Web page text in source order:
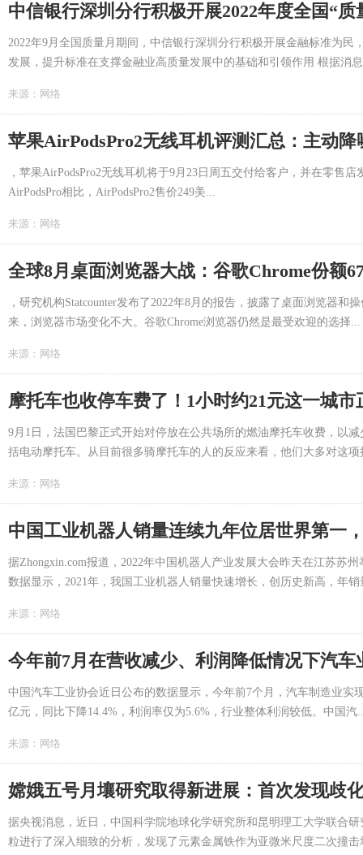
中信银行深圳分行积极开展2022年度全国“质
2022年9月全国质量月期间，中信银行深圳分行积极开展金融标准为
发展，提升标准在支撑金融业高质量发展中的基础和引领作用 根据消
来源： 网络
苹果AirPodsPro2无线耳机评测汇总：主动
，苹果AirPodsPro2无线耳机将于9月23日周五交付给客户，并在零售
AirPodsPro相比，AirPodsPro2售价249美...
来源： 网络
全球8月桌面浏览器大战：谷歌Chrome份额
，研究机构Statcounter发布了2022年8月的报告，披露了桌面浏览器和
来，浏览器市场变化不大。谷歌Chrome浏览器仍然是最受欢迎的选择...
来源： 网络
摩托车也收停车费了！1小时约21元这一城市
9月1日，法国巴黎正式开始对停放在公共场所的燃油摩托车收费，以
括电动摩托车。从目前很多骑摩托车的人的反应来看，他们大多对这
来源： 网络
中国工业机器人销量连续九年位居世界第一
据Zhongxin.com报道，2022年中国机器人产业发展大会昨天在江苏苏
数据显示，2021年，我国工业机器人销量快速增长，创历史新高，年
来源： 网络
今年前7月在营收减少、利润降低情况下汽
中国汽车工业协会近日公布的数据显示，今年前7个月，汽车制造业实
亿元，同比下降14.4%，利润率仅为5.6%，行业整体利润较低。中国汽
来源： 网络
嫦娥五号月壤研究取得新进展：首次发现歧
据央视消息，近日，中国科学院地球化学研究所和昆明理工大学联合
粒进行了深入细致的分析，发现了元素金属铁作为亚微米尺度二次撞